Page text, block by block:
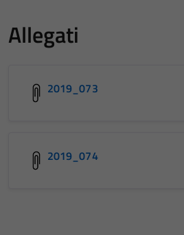
Allegati
2019_073
2019_074